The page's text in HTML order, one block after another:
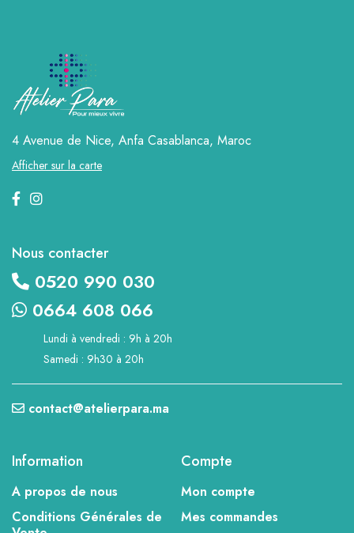
4 Avenue de Nice, Anfa Casablanca, Maroc
Afficher sur la carte
Nous contacter
0520 990 030
0664 608 066
Lundi à vendredi : 9h à 20h
Samedi : 9h30 à 20h
contact@atelierpara.ma
Information
A propos de nous
Conditions Générales de
Compte
Mon compte
Mes commandes